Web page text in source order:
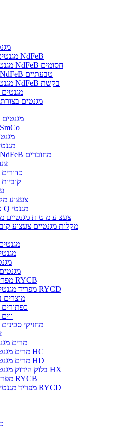
מגנטים לדיסק NdFeB
מגנטים מסוג NdFeB חסומים
מגנטים NdFeB טבעתיים
מגנטים מסוג NdFeB בקשת
מגנטים
מגנטים
מגנטים SmCo
מגנטים NdFeB מחוברים
כדורים
צעצוע
איש מיני Q מגנטי
צעצוע מוטות מגנטיים
מקלות מגנטיים צעצוע
מפריד מגנטי RYCB
מפריד מגנטי לחגורת RYCD
מוצרים
כפתורים
מחזיקי סכינים
מרים
מרים מגנטי HC
מרים מגנטי HD
בלוק הידוק מגנטי HX
מפריד מגנטי RYCB
מפריד מגנטי לחגורת RYCD